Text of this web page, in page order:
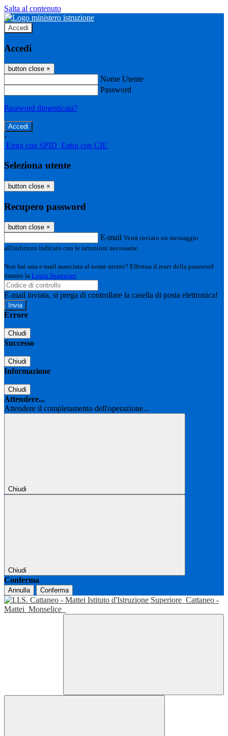
Salta al contenuto
Accedi
Accedi
button close ×
Nome Utente
Password
Password dimenticata?
-
Entra con SPID Entra con CIE
Seleziona utente
button close ×
Recupero password
button close ×
E-mail Verrà inviato un messaggio
all'indirizzo indicato con le istruzioni necessarie.
Non hai una e-mail associata al nome utente? Effettua il reset della password
tramite la Login Spaggiari
E-mail inviata, si prega di controllare la casella di posta elettronica!
Errore
Chiudi
Successo
Chiudi
Informazione
Chiudi
Attendere...
Attendere il completamento dell'operazione...
Chiudi
Chiudi
Conferma
Annulla Conferma
Istituto d'Istruzione Superiore Cattaneo -
Mattei Monselice